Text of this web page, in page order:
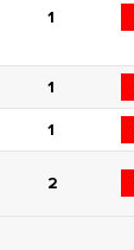
1
1
1
2